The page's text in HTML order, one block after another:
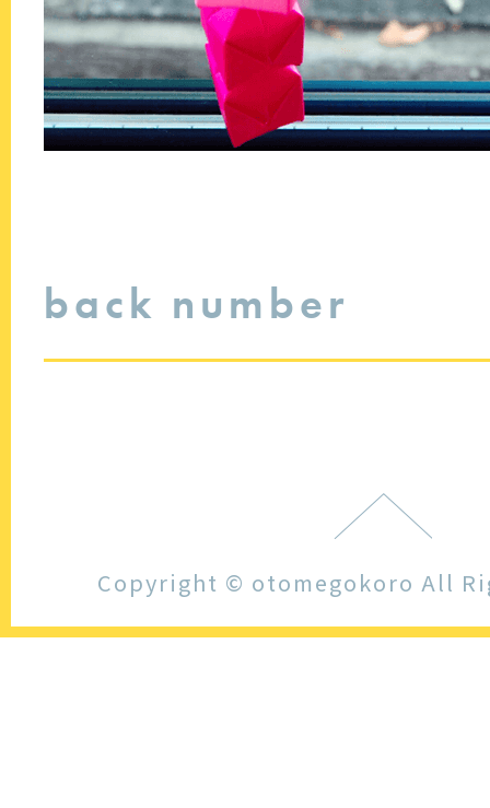
back number
Copyright © otomegokoro All